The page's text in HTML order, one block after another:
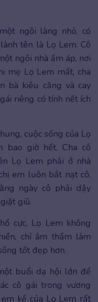
ngôi làng nhỏ, có
tên là Lọ Lem. Cô
ngôi nhà ấm áp, nơi
mẹ Lọ Lem mất, cha
bà kiêu căng và cay
riêng có tính nết ích
cuộc sống của Lọ
bao giờ hết. Cha cô
Lọ Lem phải ở nhà
em luôn bắt nạt cô,
ngày cô phải dậy
giũ.
cực, Lọ Lem không
chỉ âm thầm làm
tốt đẹp hơn.
buổi dạ hội lớn để
cô gái trong vương
kế của Lọ Lem rất